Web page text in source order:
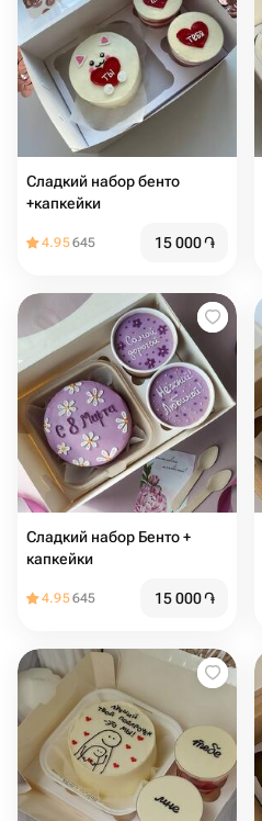
Сладкий набор бенто
+капкейки
4.95645 15 000֏
Сладкий набор Бенто +
капкейки
4.95645 15 000֏